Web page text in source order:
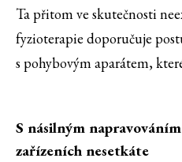
Ta přitom ve skutečnosti
fyzioterapie doporučuje
s pohybovým aparátem,
S násilným
zařízeních nesetkáte